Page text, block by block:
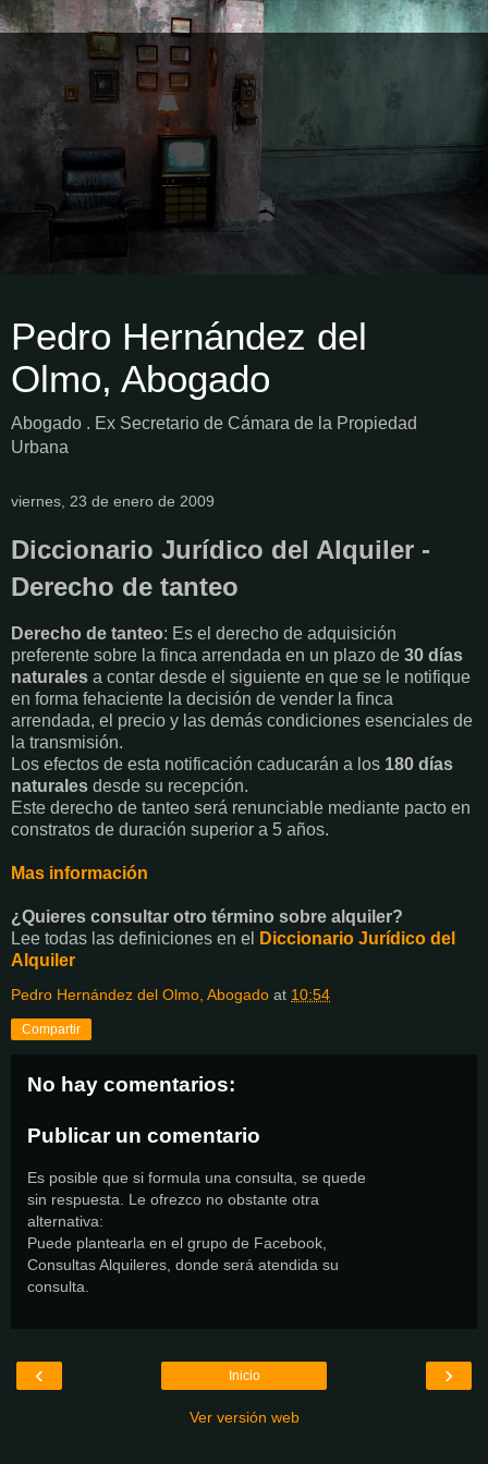
Pedro Hernández del
Olmo, Abogado
Abogado . Ex Secretario de Cámara de la Propiedad
Urbana
viernes, 23 de enero de 2009
Diccionario Jurídico del Alquiler -
Derecho de tanteo
Derecho de tanteo: Es el derecho de adquisición
preferente sobre la finca arrendada en un plazo de 30 días
naturales a contar desde el siguiente en que se le notifique
en forma fehaciente la decisión de vender la finca
arrendada, el precio y las demás condiciones esenciales de
la transmisión.
Los efectos de esta notificación caducarán a los 180 días
naturales desde su recepción.
Este derecho de tanteo será renunciable mediante pacto en
constratos de duración superior a 5 años.
Mas información
¿Quieres consultar otro término sobre alquiler?
Lee todas las definiciones en el
Diccionario Jurídico del
Alquiler
Pedro Hernández del Olmo, Abogado at 10:54
Compartir
No hay comentarios:
Publicar un comentario
Es posible que si formula una consulta, se quede
sin respuesta. Le ofrezco no obstante otra
alternativa:
Puede plantearla en el grupo de Facebook,
Consultas Alquileres, donde será atendida su
consulta.
‹ ›
Inicio
Ver versión web